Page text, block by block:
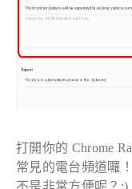
打開你的 Chrome
常見的電台頻道囉
不是非常方便呢？:)